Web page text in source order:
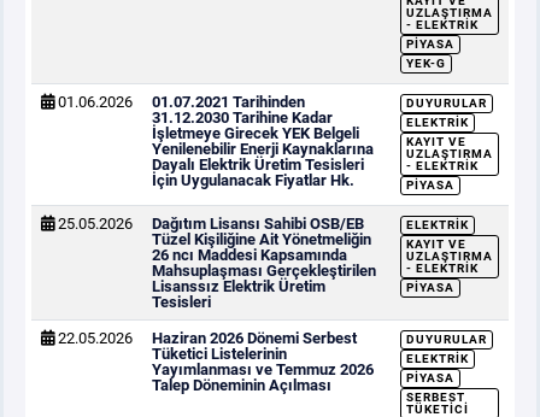
UZLAŞTIRMA
- ELEKTRIK
PIYASA
YEK-G
01.06.2026
01.07.2021 Tarihinden
31.12.2030 Tarihine Kadar
İşletmeye Girecek YEK Belgeli
Yenilenebilir Enerji Kaynaklarına
Dayalı Elektrik Üretim Tesisleri
İçin Uygulanacak Fiyatlar Hk.
DUYURULAR
ELEKTRIK
KAYIT VE
UZLAŞTIRMA
- ELEKTRIK
PIYASA
25.05.2026
Dağıtım Lisansı Sahibi OSB/EB
Tüzel Kişiliğine Ait Yönetmeliğin
26 ncı Maddesi Kapsamında
Mahsuplaşması Gerçekleştirilen
Lisanssız Elektrik Üretim
Tesisleri
ELEKTRIK
KAYIT VE
UZLAŞTIRMA
- ELEKTRIK
PIYASA
22.05.2026
Haziran 2026 Dönemi Serbest
Tüketici Listelerinin
Yayımlanması ve Temmuz 2026
Talep Döneminin Açılması
DUYURULAR
ELEKTRIK
PIYASA
SERBEST
TÜKETICI